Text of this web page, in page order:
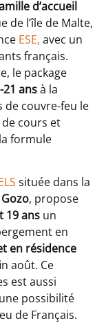
d’accueil
de l’île de Malte,
ESE, avec un
français.
le package
21 ansà la
de couvre-feu le
cours et
formule
située dans la
Gozo, propose
19 ans un
en
en résidence
août. Ce
est aussi
possibilité
de Français.